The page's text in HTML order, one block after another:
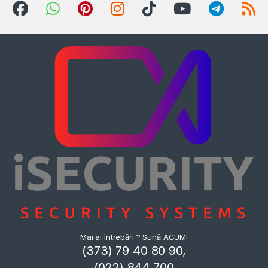
Mai ai întrebări ? Sună ACUM!
(373) 79 40 80 90,